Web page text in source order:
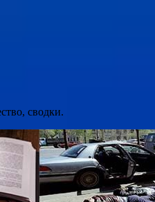
сводки.